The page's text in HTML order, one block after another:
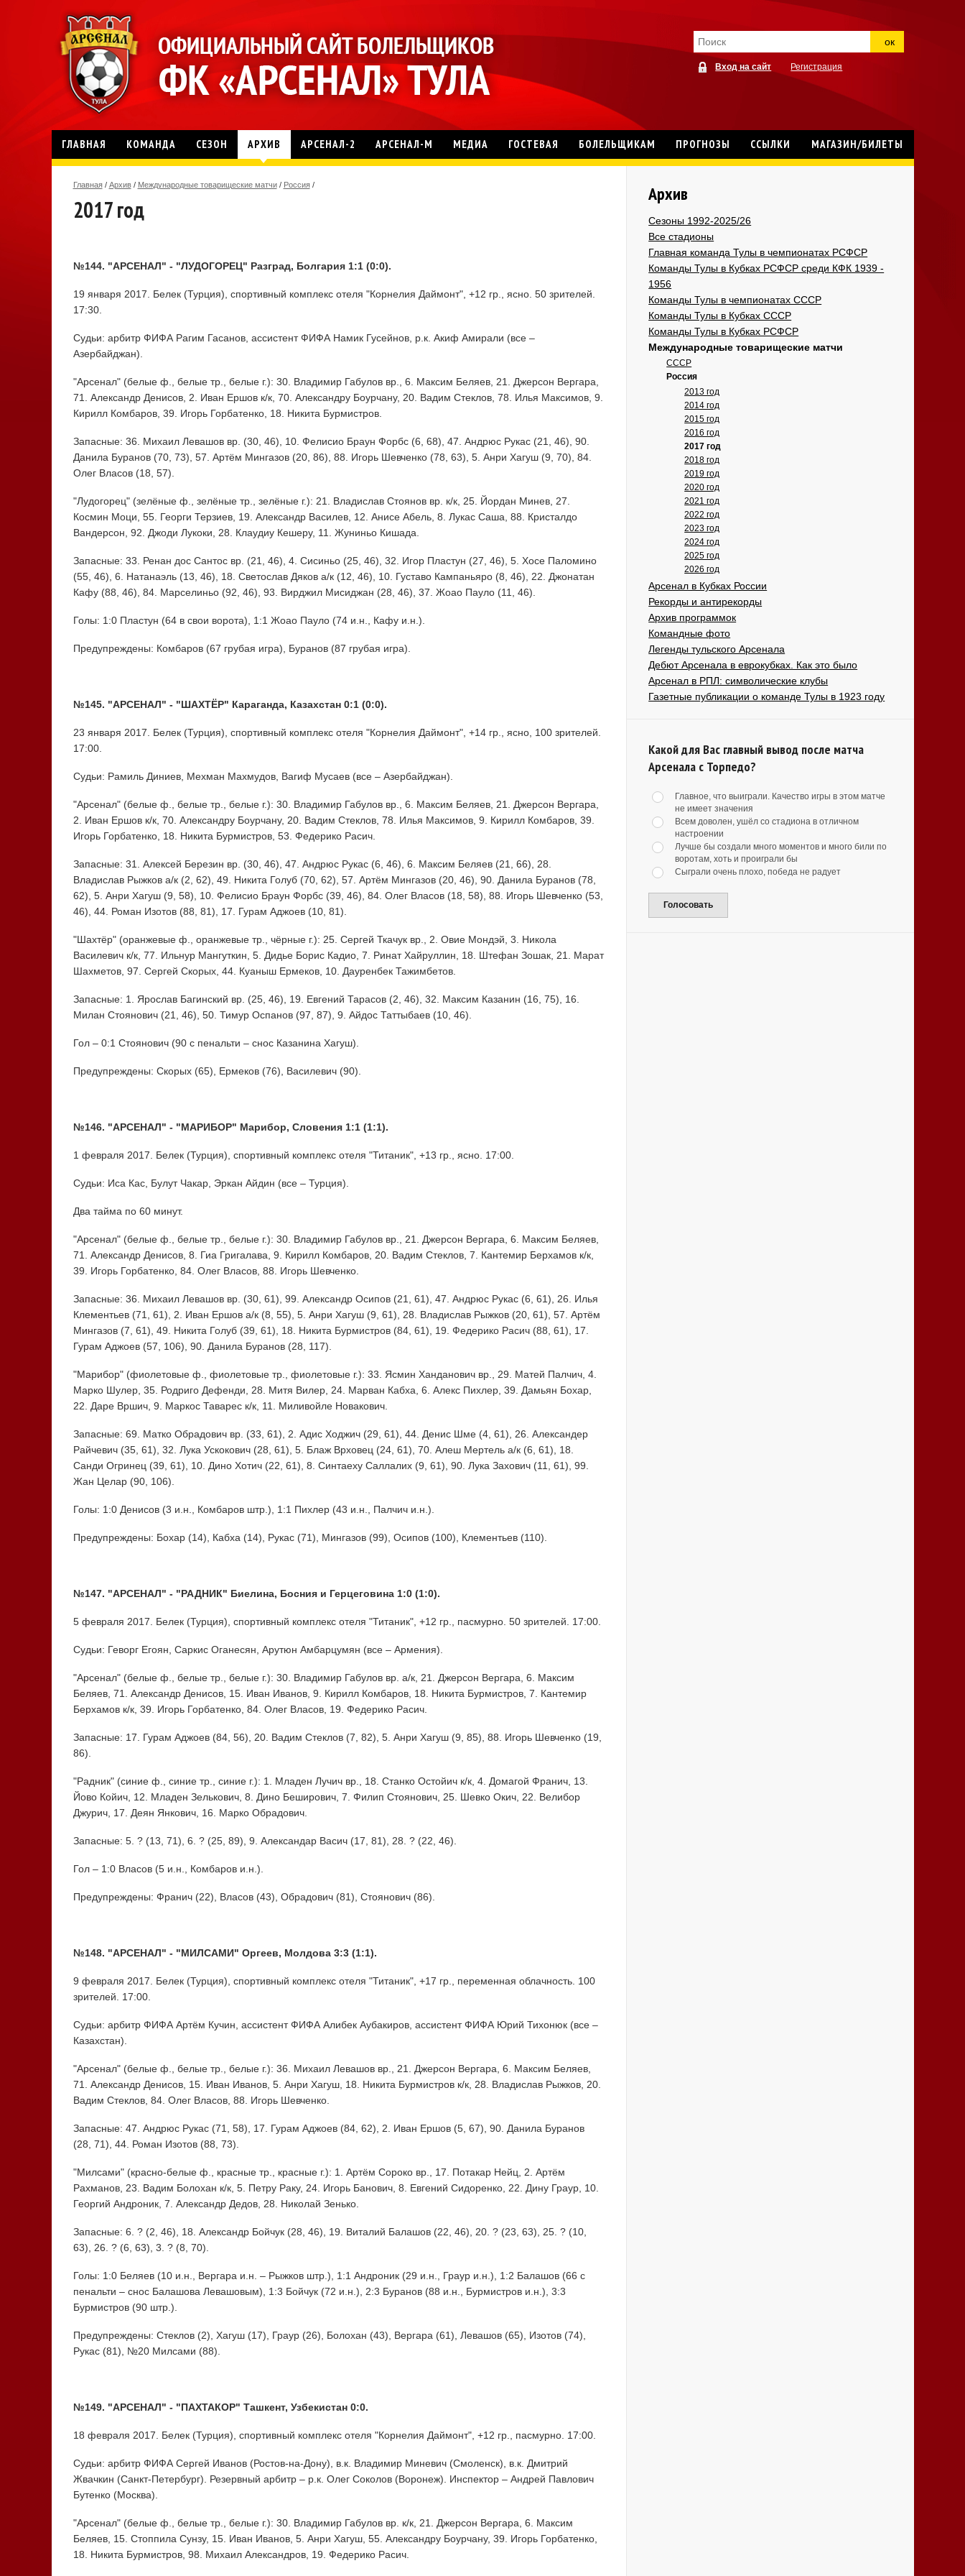
ок
Вход на сайт Регистрация
ГЛАВНАЯ КОМАНДА СЕЗОН АРХИВ АРСЕНАЛ-2 АРСЕНАЛ-М МЕДИА ГОСТЕВАЯ БОЛЕЛЬЩИКАМ ПРОГНОЗЫ ССЫЛКИ МАГАЗИН/БИЛЕТЫ
Главная / Архив / Международные товарищеские матчи / Россия /
2017 год
№144. "АРСЕНАЛ" - "ЛУДОГОРЕЦ" Разград, Болгария 1:1 (0:0).
19 января 2017. Белек (Турция), спортивный комплекс отеля "Корнелия Даймонт", +12 гр., ясно. 50 зрителей.
17:30.
Судьи: арбитр ФИФА Рагим Гасанов, ассистент ФИФА Намик Гусейнов, р.к. Акиф Амирали (все –
Азербайджан).
"Арсенал" (белые ф., белые тр., белые г.): 30. Владимир Габулов вр., 6. Максим Беляев, 21. Джерсон Вергара,
71. Александр Денисов, 2. Иван Ершов к/к, 70. Александру Боурчану, 20. Вадим Стеклов, 78. Илья Максимов, 9.
Кирилл Комбаров, 39. Игорь Горбатенко, 18. Никита Бурмистров.
Запасные: 36. Михаил Левашов вр. (30, 46), 10. Фелисио Браун Форбс (6, 68), 47. Андрюс Рукас (21, 46), 90.
Данила Буранов (70, 73), 57. Артём Мингазов (20, 86), 88. Игорь Шевченко (78, 63), 5. Анри Хагуш (9, 70), 84.
Олег Власов (18, 57).
"Лудогорец" (зелёные ф., зелёные тр., зелёные г.): 21. Владислав Стоянов вр. к/к, 25. Йордан Минев, 27.
Космин Моци, 55. Георги Терзиев, 19. Александр Василев, 12. Анисе Абель, 8. Лукас Саша, 88. Кристалдо
Вандерсон, 92. Джоди Лукоки, 28. Клаудиу Кешеру, 11. Жуниньо Кишада.
Запасные: 33. Ренан дос Сантос вр. (21, 46), 4. Сисиньо (25, 46), 32. Игор Пластун (27, 46), 5. Хосе Паломино
(55, 46), 6. Натанаэль (13, 46), 18. Светослав Дяков а/к (12, 46), 10. Густаво Кампаньяро (8, 46), 22. Джонатан
Кафу (88, 46), 84. Марселиньо (92, 46), 93. Вирджил Мисиджан (28, 46), 37. Жоао Пауло (11, 46).
Голы: 1:0 Пластун (64 в свои ворота), 1:1 Жоао Пауло (74 и.н., Кафу и.н.).
Предупреждены: Комбаров (67 грубая игра), Буранов (87 грубая игра).
№145. "АРСЕНАЛ" - "ШАХТЁР" Караганда, Казахстан 0:1 (0:0).
23 января 2017. Белек (Турция), спортивный комплекс отеля "Корнелия Даймонт", +14 гр., ясно, 100 зрителей.
17:00.
Судьи: Рамиль Диниев, Мехман Махмудов, Вагиф Мусаев (все – Азербайджан).
"Арсенал" (белые ф., белые тр., белые г.): 30. Владимир Габулов вр., 6. Максим Беляев, 21. Джерсон Вергара,
2. Иван Ершов к/к, 70. Александру Боурчану, 20. Вадим Стеклов, 78. Илья Максимов, 9. Кирилл Комбаров, 39.
Игорь Горбатенко, 18. Никита Бурмистров, 53. Федерико Расич.
Запасные: 31. Алексей Березин вр. (30, 46), 47. Андрюс Рукас (6, 46), 6. Максим Беляев (21, 66), 28.
Владислав Рыжков а/к (2, 62), 49. Никита Голуб (70, 62), 57. Артём Мингазов (20, 46), 90. Данила Буранов (78,
62), 5. Анри Хагуш (9, 58), 10. Фелисио Браун Форбс (39, 46), 84. Олег Власов (18, 58), 88. Игорь Шевченко (53,
46), 44. Роман Изотов (88, 81), 17. Гурам Аджоев (10, 81).
"Шахтёр" (оранжевые ф., оранжевые тр., чёрные г.): 25. Сергей Ткачук вр., 2. Овие Мондэй, 3. Никола
Василевич к/к, 77. Ильнур Мангуткин, 5. Дидье Борис Кадио, 7. Ринат Хайруллин, 18. Штефан Зошак, 21. Марат
Шахметов, 97. Сергей Скорых, 44. Куаныш Ермеков, 10. Дауренбек Тажимбетов.
Запасные: 1. Ярослав Багинский вр. (25, 46), 19. Евгений Тарасов (2, 46), 32. Максим Казанин (16, 75), 16.
Милан Стоянович (21, 46), 50. Тимур Оспанов (97, 87), 9. Айдос Таттыбаев (10, 46).
Гол – 0:1 Стоянович (90 с пенальти – снос Казанина Хагуш).
Предупреждены: Скорых (65), Ермеков (76), Василевич (90).
№146. "АРСЕНАЛ" - "МАРИБОР" Марибор, Словения 1:1 (1:1).
1 февраля 2017. Белек (Турция), спортивный комплекс отеля "Титаник", +13 гр., ясно. 17:00.
Судьи: Иса Кас, Булут Чакар, Эркан Айдин (все – Турция).
Два тайма по 60 минут.
"Арсенал" (белые ф., белые тр., белые г.): 30. Владимир Габулов вр., 21. Джерсон Вергара, 6. Максим Беляев,
71. Александр Денисов, 8. Гиа Григалава, 9. Кирилл Комбаров, 20. Вадим Стеклов, 7. Кантемир Берхамов к/к,
39. Игорь Горбатенко, 84. Олег Власов, 88. Игорь Шевченко.
Запасные: 36. Михаил Левашов вр. (30, 61), 99. Александр Осипов (21, 61), 47. Андрюс Рукас (6, 61), 26. Илья
Клементьев (71, 61), 2. Иван Ершов а/к (8, 55), 5. Анри Хагуш (9, 61), 28. Владислав Рыжков (20, 61), 57. Артём
Мингазов (7, 61), 49. Никита Голуб (39, 61), 18. Никита Бурмистров (84, 61), 19. Федерико Расич (88, 61), 17.
Гурам Аджоев (57, 106), 90. Данила Буранов (28, 117).
"Марибор" (фиолетовые ф., фиолетовые тр., фиолетовые г.): 33. Ясмин Ханданович вр., 29. Матей Палчич, 4.
Марко Шулер, 35. Родриго Дефенди, 28. Митя Вилер, 24. Марван Кабха, 6. Алекс Пихлер, 39. Дамьян Бохар,
22. Даре Вршич, 9. Маркос Таварес к/к, 11. Миливойле Новакович.
Запасные: 69. Матко Обрадович вр. (33, 61), 2. Адис Ходжич (29, 61), 44. Денис Шме (4, 61), 26. Александер
Райчевич (35, 61), 32. Лука Ускокович (28, 61), 5. Блаж Врховец (24, 61), 70. Алеш Мертель а/к (6, 61), 18.
Санди Огринец (39, 61), 10. Дино Хотич (22, 61), 8. Синтаеху Саллалих (9, 61), 90. Лука Захович (11, 61), 99.
Жан Целар (90, 106).
Голы: 1:0 Денисов (3 и.н., Комбаров штр.), 1:1 Пихлер (43 и.н., Палчич и.н.).
Предупреждены: Бохар (14), Кабха (14), Рукас (71), Мингазов (99), Осипов (100), Клементьев (110).
№147. "АРСЕНАЛ" - "РАДНИК" Биелина, Босния и Герцеговина 1:0 (1:0).
5 февраля 2017. Белек (Турция), спортивный комплекс отеля "Титаник", +12 гр., пасмурно. 50 зрителей. 17:00.
Судьи: Геворг Егоян, Саркис Оганесян, Арутюн Амбарцумян (все – Армения).
"Арсенал" (белые ф., белые тр., белые г.): 30. Владимир Габулов вр. а/к, 21. Джерсон Вергара, 6. Максим
Беляев, 71. Александр Денисов, 15. Иван Иванов, 9. Кирилл Комбаров, 18. Никита Бурмистров, 7. Кантемир
Берхамов к/к, 39. Игорь Горбатенко, 84. Олег Власов, 19. Федерико Расич.
Запасные: 17. Гурам Аджоев (84, 56), 20. Вадим Стеклов (7, 82), 5. Анри Хагуш (9, 85), 88. Игорь Шевченко (19,
86).
"Радник" (синие ф., синие тр., синие г.): 1. Младен Лучич вр., 18. Станко Остойич к/к, 4. Домагой Франич, 13.
Йово Койич, 12. Младен Зелькович, 8. Дино Беширович, 7. Филип Стоянович, 25. Шевко Окич, 22. Велибор
Джурич, 17. Деян Янкович, 16. Марко Обрадович.
Запасные: 5. ? (13, 71), 6. ? (25, 89), 9. Александар Васич (17, 81), 28. ? (22, 46).
Гол – 1:0 Власов (5 и.н., Комбаров и.н.).
Предупреждены: Франич (22), Власов (43), Обрадович (81), Стоянович (86).
№148. "АРСЕНАЛ" - "МИЛСАМИ" Оргеев, Молдова 3:3 (1:1).
9 февраля 2017. Белек (Турция), спортивный комплекс отеля "Титаник", +17 гр., переменная облачность. 100
зрителей. 17:00.
Судьи: арбитр ФИФА Артём Кучин, ассистент ФИФА Алибек Аубакиров, ассистент ФИФА Юрий Тихонюк (все –
Казахстан).
"Арсенал" (белые ф., белые тр., белые г.): 36. Михаил Левашов вр., 21. Джерсон Вергара, 6. Максим Беляев,
71. Александр Денисов, 15. Иван Иванов, 5. Анри Хагуш, 18. Никита Бурмистров к/к, 28. Владислав Рыжков, 20.
Вадим Стеклов, 84. Олег Власов, 88. Игорь Шевченко.
Запасные: 47. Андрюс Рукас (71, 58), 17. Гурам Аджоев (84, 62), 2. Иван Ершов (5, 67), 90. Данила Буранов
(28, 71), 44. Роман Изотов (88, 73).
"Милсами" (красно-белые ф., красные тр., красные г.): 1. Артём Сороко вр., 17. Потакар Нейц, 2. Артём
Рахманов, 23. Вадим Болохан к/к, 5. Петру Раку, 24. Игорь Банович, 8. Евгений Сидоренко, 22. Дину Граур, 10.
Георгий Андроник, 7. Александр Дедов, 28. Николай Зенько.
Запасные: 6. ? (2, 46), 18. Александр Бойчук (28, 46), 19. Виталий Балашов (22, 46), 20. ? (23, 63), 25. ? (10,
63), 26. ? (6, 63), 3. ? (8, 70).
Голы: 1:0 Беляев (10 и.н., Вергара и.н. – Рыжков штр.), 1:1 Андроник (29 и.н., Граур и.н.), 1:2 Балашов (66 с
пенальти – снос Балашова Левашовым), 1:3 Бойчук (72 и.н.), 2:3 Буранов (88 и.н., Бурмистров и.н.), 3:3
Бурмистров (90 штр.).
Предупреждены: Стеклов (2), Хагуш (17), Граур (26), Болохан (43), Вергара (61), Левашов (65), Изотов (74),
Рукас (81), №20 Милсами (88).
№149. "АРСЕНАЛ" - "ПАХТАКОР" Ташкент, Узбекистан 0:0.
18 февраля 2017. Белек (Турция), спортивный комплекс отеля "Корнелия Даймонт", +12 гр., пасмурно. 17:00.
Судьи: арбитр ФИФА Сергей Иванов (Ростов-на-Дону), в.к. Владимир Миневич (Смоленск), в.к. Дмитрий
Жвачкин (Санкт-Петербург). Резервный арбитр – р.к. Олег Соколов (Воронеж). Инспектор – Андрей Павлович
Бутенко (Москва).
"Арсенал" (белые ф., белые тр., белые г.): 30. Владимир Габулов вр. к/к, 21. Джерсон Вергара, 6. Максим
Беляев, 15. Стоппила Сунзу, 15. Иван Иванов, 5. Анри Хагуш, 55. Александру Боурчану, 39. Игорь Горбатенко,
18. Никита Бурмистров, 98. Михаил Александров, 19. Федерико Расич.
Архив
Сезоны 1992-2025/26
Все стадионы
Главная команда Тулы в чемпионатах РСФСР
Команды Тулы в Кубках РСФСР среди КФК 1939 -
1956
Команды Тулы в чемпионатах СССР
Команды Тулы в Кубках СССР
Команды Тулы в Кубках РСФСР
Международные товарищеские матчи
СССР
Россия
2013 год
2014 год
2015 год
2016 год
2017 год
2018 год
2019 год
2020 год
2021 год
2022 год
2023 год
2024 год
2025 год
2026 год
Арсенал в Кубках России
Рекорды и антирекорды
Архив программок
Командные фото
Легенды тульского Арсенала
Дебют Арсенала в еврокубках. Как это было
Арсенал в РПЛ: символические клубы
Газетные публикации о команде Тулы в 1923 году
Какой для Вас главный вывод после матча
Арсенала с Торпедо?
Главное, что выиграли. Качество игры в этом матче
не имеет значения
Всем доволен, ушёл со стадиона в отличном
настроении
Лучше бы создали много моментов и много били по
воротам, хоть и проиграли бы
Сыграли очень плохо, победа не радует
Голосовать